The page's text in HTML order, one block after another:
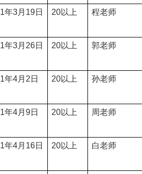
年3月19日 20以上 程老师
年3月26日 20以上 郭老师
年4月2日 20以上 孙老师
年4月9日 20以上 周老师
年4月16日 20以上 白老师